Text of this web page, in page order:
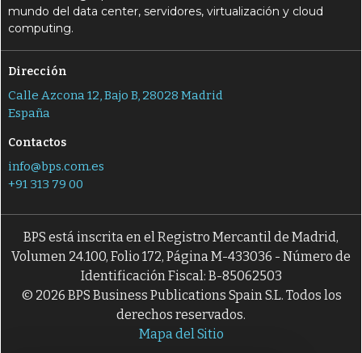
mundo del data center, servidores, virtualización y cloud
computing.
Dirección
Calle Azcona 12, Bajo B, 28028 Madrid
España
Contactos
info@bps.com.es
+91 313 79 00
BPS está inscrita en el Registro Mercantil de Madrid,
Volumen 24.100, Folio 172, Página M-433036 - Número de
Identificación Fiscal: B-85062503
© 2026 BPS Business Publications Spain S.L. Todos los
derechos reservados.
Mapa del Sitio